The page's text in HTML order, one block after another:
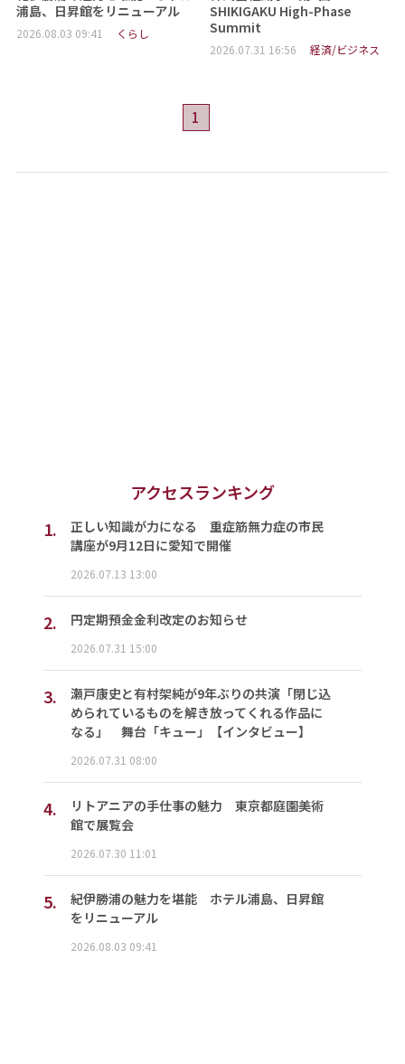
浦島、日昇館をリニューアル
2026.08.03 09:41 くらし
SHIKIGAKU High-Phase
Summit
2026.07.31 16:56 経済/ビジネス
1
アクセスランキング
1.
正しい知識が力になる 重症筋無力症の市民
講座が9月12日に愛知で開催
2026.07.13 13:00
2. 円定期預金金利改定のお知らせ
2026.07.31 15:00
3.
瀬戸康史と有村架純が9年ぶりの共演「閉じ込
められているものを解き放ってくれる作品に
なる」 舞台「キュー」【インタビュー】
2026.07.31 08:00
4.
リトアニアの手仕事の魅力 東京都庭園美術
館で展覧会
2026.07.30 11:01
5.
紀伊勝浦の魅力を堪能 ホテル浦島、日昇館
をリニューアル
2026.08.03 09:41